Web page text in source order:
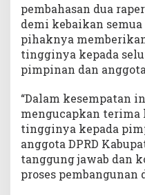
pembahasan dua
demi kebaikan
pihaknya
tingginya kepada
pimpinan dan anggota
“Dalam kesempatan
mengucapkan
tingginya kepada
anggota DPRD
tanggung jawab dan
proses pembangunan